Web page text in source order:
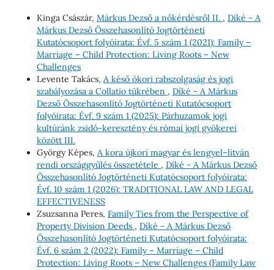
Kinga Császár, Márkus Dezső a nőkérdésről II. , Díké - A
Márkus Dezső Összehasonlító Jogtörténeti
Kutatócsoport folyóirata: Évf. 5 szám 1 (2021): Family –
Marriage – Child Protection: Living Roots – New
Challenges
Levente Takács, A késő ókori rabszolgaság és jogi
szabályozása a Collatio tükrében , Díké - A Márkus
Dezső Összehasonlító Jogtörténeti Kutatócsoport
folyóirata: Évf. 9 szám 1 (2025): Párhuzamok jogi
kultúránk zsidó-keresztény és római jogi gyökerei
között III.
György Képes, A kora újkori magyar és lengyel–litván
rendi országgyűlés összetétele , Díké - A Márkus Dezső
Összehasonlító Jogtörténeti Kutatócsoport folyóirata:
Évf. 10 szám 1 (2026): TRADITIONAL LAW AND LEGAL
EFFECTIVENESS
Zsuzsanna Peres, Family Ties from the Perspective of
Property Division Deeds , Díké - A Márkus Dezső
Összehasonlító Jogtörténeti Kutatócsoport folyóirata:
Évf. 6 szám 2 (2022): Family – Marriage – Child
Protection: Living Roots – New Challenges (Family Law